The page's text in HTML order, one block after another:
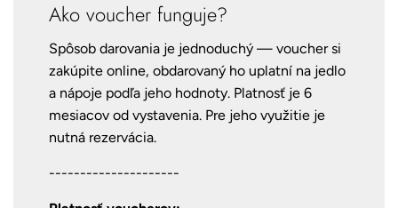
Ako voucher funguje?
Spôsob darovania je jednoduchý — voucher si
zakúpite online, obdarovaný ho uplatní na jedlo
a nápoje podľa jeho hodnoty. Platnosť je 6
mesiacov od vystavenia. Pre jeho využitie je
nutná rezervácia.
---------------------